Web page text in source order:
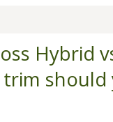
Hybrid
should